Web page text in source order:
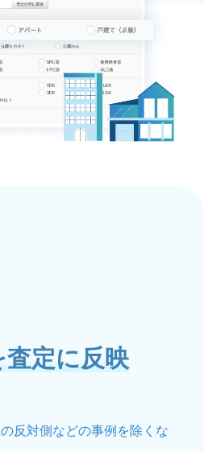
定に反映
反対側などの事例を除くな